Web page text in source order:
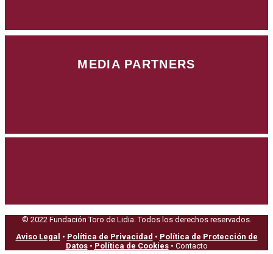
MEDIA PARTNERS
© 2022 Fundación Toro de Lidia. Todos los derechos reservados.
Aviso Legal • Política de Privacidad • Política de Protección de
Datos• Política de Cookies• Contacto